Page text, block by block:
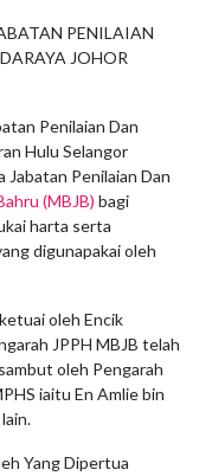
PENILAIAN
JOHOR
Penilaian Dan
Hulu Selangor
Jabatan Penilaian Dan
(MBJB) bagi
harta serta
digunapakai oleh
oleh Encik
JPPH MBJB telah
oleh Pengarah
iaitu En Amlie bin
Yang Dipertua